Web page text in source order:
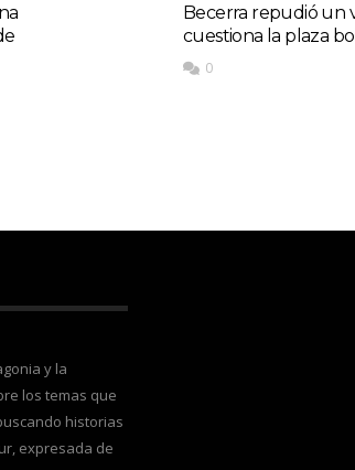
Becerra repudió un
cuestiona la plaza
0
y la
los temas que
historias
expresada de